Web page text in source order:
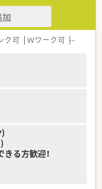
、周囲のスタッフと協力
ける方を求めておりま
る方を積極的に採用し
ジションを目指し、会社
しており、年間で数店
安定した成長企業で
なぐ「架け橋」となるこ
極的に行っています。
ク可 Ｗワーク可 車通勤
る方歓迎！